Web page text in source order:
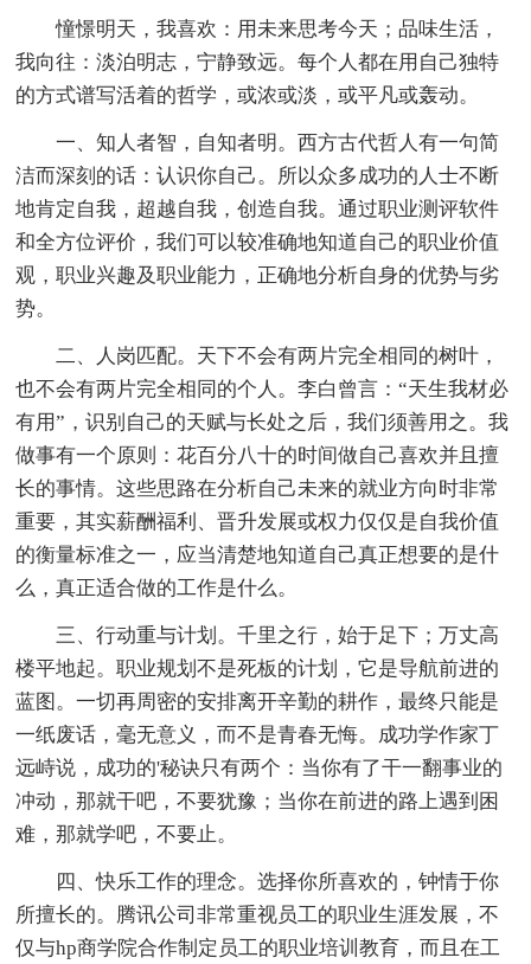
憧憬明天，我喜欢：用未来思考今天；品味生活，
我向往：淡泊明志，宁静致远。每个人都在用自己独特
的方式谱写活着的哲学，或浓或淡，或平凡或轰动。
一、知人者智，自知者明。西方古代哲人有一句简
洁而深刻的话：认识你自己。所以众多成功的人士不断
地肯定自我，超越自我，创造自我。通过职业测评软件
和全方位评价，我们可以较准确地知道自己的职业价值
观，职业兴趣及职业能力，正确地分析自身的优势与劣
势。
二、人岗匹配。天下不会有两片完全相同的树叶，
也不会有两片完全相同的个人。李白曾言：“天生我材必
有用”，识别自己的天赋与长处之后，我们须善用之。我
做事有一个原则：花百分八十的时间做自己喜欢并且擅
长的事情。这些思路在分析自己未来的就业方向时非常
重要，其实薪酬福利、晋升发展或权力仅仅是自我价值
的衡量标准之一，应当清楚地知道自己真正想要的是什
么，真正适合做的工作是什么。
三、行动重与计划。千里之行，始于足下；万丈高
楼平地起。职业规划不是死板的计划，它是导航前进的
蓝图。一切再周密的安排离开辛勤的耕作，最终只能是
一纸废话，毫无意义，而不是青春无悔。成功学作家丁
远峙说，成功的'秘诀只有两个：当你有了干一翻事业的
冲动，那就干吧，不要犹豫；当你在前进的路上遇到困
难，那就学吧，不要止。
四、快乐工作的理念。选择你所喜欢的，钟情于你
所擅长的。腾讯公司非常重视员工的职业生涯发展，不
仅与hp商学院合作制定员工的职业培训教育，而且在工